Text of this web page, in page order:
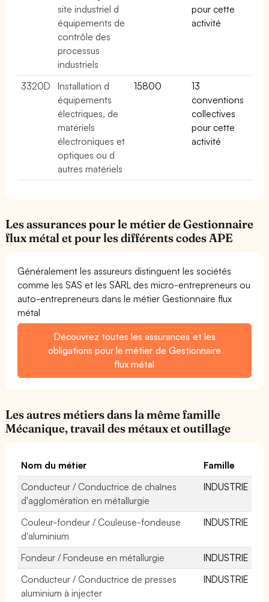
site industriel d
équipements de
contrôle des
processus
industriels
pour cette
activité
3320D
Installation d
équipements
électriques, de
matériels
électroniques et
optiques ou d
autres matériels
15800
13
conventions
collectives
pour cette
activité
Les assurances pour le métier de Gestionnaire
flux métal et pour les différents codes APE
Généralement les assureurs distinguent les sociétés
comme les SAS et les SARL des micro-entrepreneurs ou
auto-entrepreneurs dans le métier Gestionnaire flux
métal
Découvrez toutes les assurances et les
obligations pour le métier de Gestionnaire
flux métal
Les autres métiers dans la même famille
Mécanique, travail des métaux et outillage
Nom du métier
Famille
Conducteur / Conductrice de chaînes
d'agglomération en métallurgie
INDUSTRIE
Couleur-fondeur / Couleuse-fondeuse
d'aluminium
INDUSTRIE
Fondeur / Fondeuse en métallurgie
INDUSTRIE
Conducteur / Conductrice de presses
aluminium à injecter
INDUSTRIE